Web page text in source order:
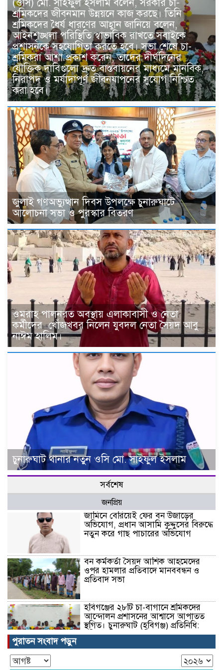
(ওসি) মো. সাইফুল ইসলাম বলেন, সরকার চা-
শ্রমিকদের জীবনমান উন্নয়নে কাজ করছে। তিনি
শ্রমিকদের ধৈর্য ধারণের আহ্বান জানিয়ে বলেন,
আইনশৃঙ্খলা পরিস্থিতি স্বাভাবিক রাখতে সবাইকে
প্রশাসনকে সহযোগিতা করতে হবে। সভা শেষে চা-
শ্রমিকরা আশা প্রকাশ করেন, তাদের দীর্ঘদিনের
যৌক্তিক দাবিগুলো দ্রুত বাস্তবায়নের মাধ্যমে মানবিক,
নিরাপদ ও মর্যাদাপূর্ণ জীবনযাপনের সুযোগ নিশ্চিত
করা হবে।
জুলাই গণঅভ্যুত্থান দিবস উপলক্ষে চুনারুঘাটে
আলোচনা সভা ও পুরস্কার বিতরণ
ওমরাহ পালনরত অবস্থায় এলাকাবাসী ও নেতা
কর্মীদের খোঁজখবর নিলেন যুবদল নেতা সৈয়দ আবু
নাঈম হালিম।
চুনারুঘাট থানার নতুন ওসি মো. সাইফুল ইসলাম
সর্বশেষ
জনপ্রিয়
জামিনে বেরিয়েই ফের বন উজাড়ের
অভিযোগ, প্রধান আসামি কুদ্দুসের বিরুদ্ধে
নতুন করে গাছ পাচারের অভিযোগ
বন কর্মকর্তা সৈয়দ আশিক আহমেদের
ওপর হামলার প্রতিবাদে মানববন্ধন ও
প্রতিবাদ সভা
হবিগঞ্জের ২৮টি চা-বাগানে শ্রমিকদের
আন্দোলন প্রশাসনের আশ্বাসে আপাতত
স্থগিত। চুনারুঘাট (হবিগঞ্জ) প্রতিনিধি:
হবিগঞ্জ জেলার ২৮টি চা-বাগানের
স্থগিত করা হয়েছে। মজুরি বৃদ্ধি, উন্নত আবাসন, মানসম্মত
চিকিৎসাসেবা, বিশুদ্ধ পানির ব্যবস্থা, শিক্ষা এবং অন্যান্য ন্যায্য
পুরাতন সংবাদ পড়ুন